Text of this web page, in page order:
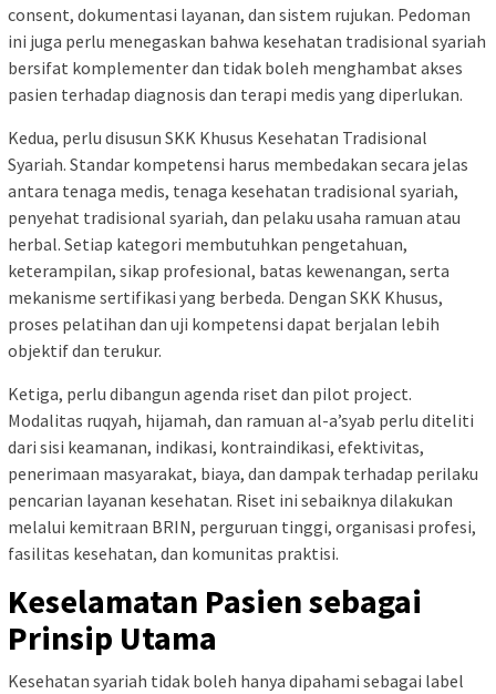
consent, dokumentasi layanan, dan sistem rujukan. Pedoman
ini juga perlu menegaskan bahwa kesehatan tradisional syariah
bersifat komplementer dan tidak boleh menghambat akses
pasien terhadap diagnosis dan terapi medis yang diperlukan.
Kedua, perlu disusun SKK Khusus Kesehatan Tradisional
Syariah. Standar kompetensi harus membedakan secara jelas
antara tenaga medis, tenaga kesehatan tradisional syariah,
penyehat tradisional syariah, dan pelaku usaha ramuan atau
herbal. Setiap kategori membutuhkan pengetahuan,
keterampilan, sikap profesional, batas kewenangan, serta
mekanisme sertifikasi yang berbeda. Dengan SKK Khusus,
proses pelatihan dan uji kompetensi dapat berjalan lebih
objektif dan terukur.
Ketiga, perlu dibangun agenda riset dan pilot project.
Modalitas ruqyah, hijamah, dan ramuan al-a’syab perlu diteliti
dari sisi keamanan, indikasi, kontraindikasi, efektivitas,
penerimaan masyarakat, biaya, dan dampak terhadap perilaku
pencarian layanan kesehatan. Riset ini sebaiknya dilakukan
melalui kemitraan BRIN, perguruan tinggi, organisasi profesi,
fasilitas kesehatan, dan komunitas praktisi.
Keselamatan Pasien sebagai
Prinsip Utama
Kesehatan syariah tidak boleh hanya dipahami sebagai label